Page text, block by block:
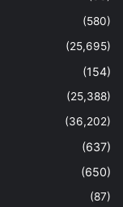
(580)
(25,695)
(154)
(25,388)
(36,202)
(637)
(650)
(87)